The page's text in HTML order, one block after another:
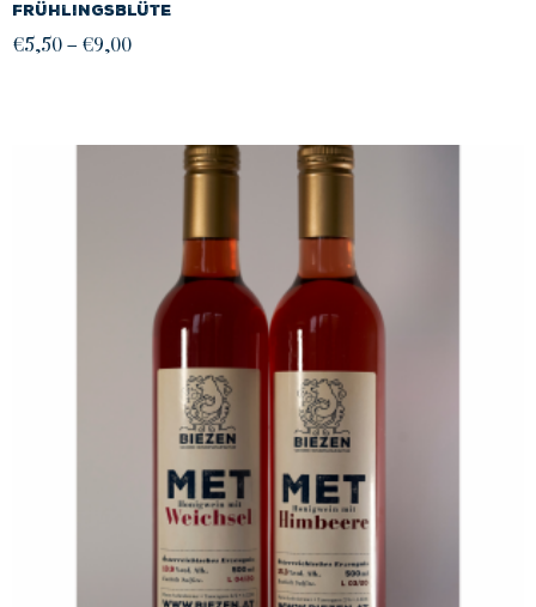
Frühlingsblüte
€5,50– €9,00Preisspanne:
€9,00